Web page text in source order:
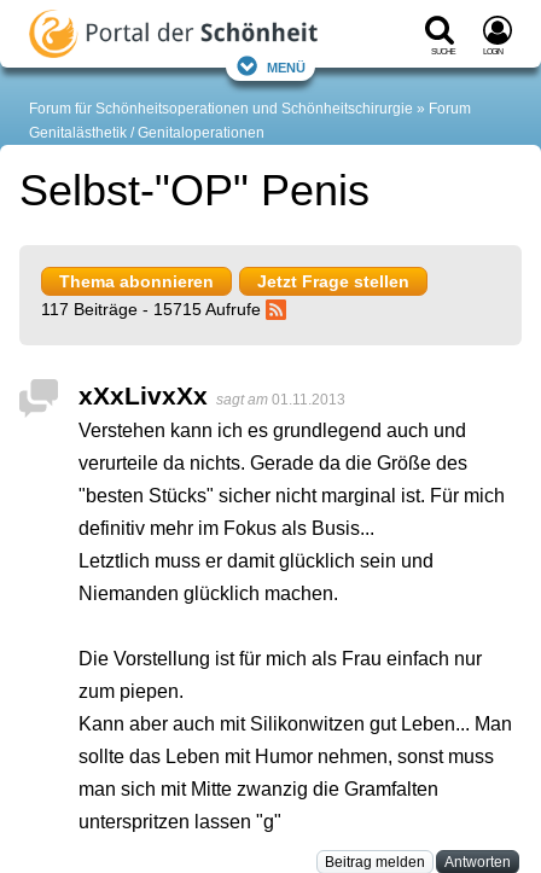
Suche Login
Menü
Forum für Schönheitsoperationen und Schönheitschirurgie
Forum
Genitalästhetik / Genitaloperationen
Selbst-"OP" Penis
Thema abonnieren
Jetzt Frage stellen
117 Beiträge - 15715 Aufrufe
xXxLivxXx sagt am 01.11.2013
Verstehen kann ich es grundlegend auch und
verurteile da nichts. Gerade da die Größe des
"besten Stücks" sicher nicht marginal ist. Für mich
definitiv mehr im Fokus als Busis...
Letztlich muss er damit glücklich sein und
Niemanden glücklich machen.
Die Vorstellung ist für mich als Frau einfach nur
zum piepen.
Kann aber auch mit Silikonwitzen gut Leben... Man
sollte das Leben mit Humor nehmen, sonst muss
man sich mit Mitte zwanzig die Gramfalten
unterspritzen lassen "g"
Beitrag melden Antworten